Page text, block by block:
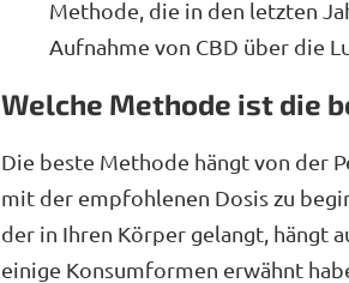
Methode, die in den letzten
Aufnahme von CBD über die
Welche Methode ist die
Die beste Methode hängt von der
mit der empfohlenen Dosis zu
der in Ihren Körper gelangt, hängt
einige Konsumformen erwähnt